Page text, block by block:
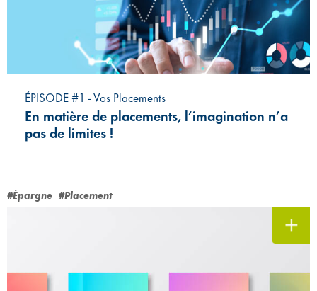
ÉPISODE #1 - Vos Placements
En matière de placements, l’imagination n’a
pas de limites !
#Épargne #Placement